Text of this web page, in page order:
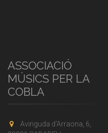
ASSOCIACIÓ
MÚSICS PER LA
COBLA
Avinguda d'Arraona, 6,